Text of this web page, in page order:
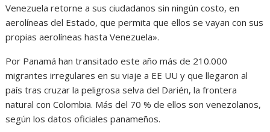
Venezuela retorne a sus ciudadanos sin ningún costo, en
aerolíneas del Estado, que permita que ellos se vayan con sus
propias aerolíneas hasta Venezuela».
Por Panamá han transitado este año más de 210.000
migrantes irregulares en su viaje a EE UU y que llegaron al
país tras cruzar la peligrosa selva del Darién, la frontera
natural con Colombia. Más del 70 % de ellos son venezolanos,
según los datos oficiales panameños.